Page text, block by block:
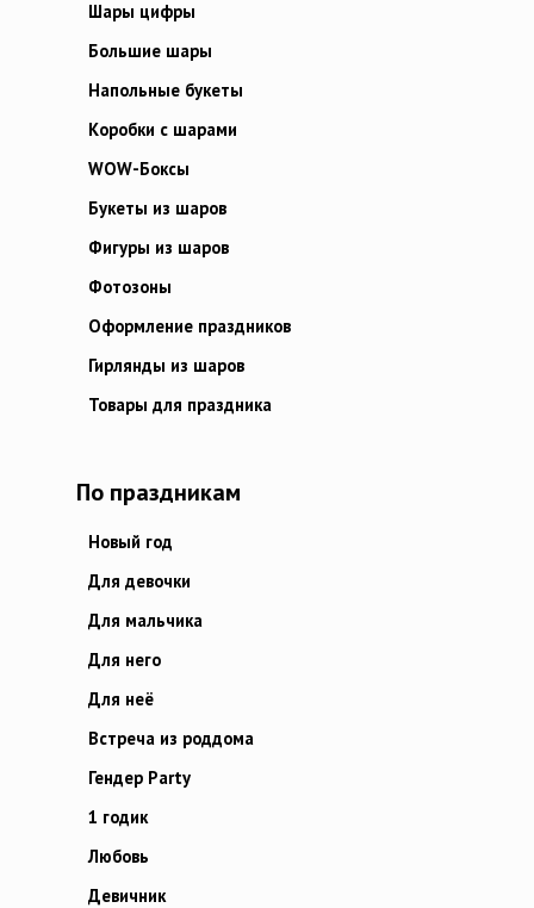
Шары цифры
Большие шары
Напольные букеты
Коробки с шарами
WOW-Боксы
Букеты из шаров
Фигуры из шаров
Фотозоны
Оформление праздников
Гирлянды из шаров
Товары для праздника
По праздникам
Новый год
Для девочки
Для мальчика
Для него
Для неё
Встреча из роддома
Гендер Party
1 годик
Любовь
Девичник